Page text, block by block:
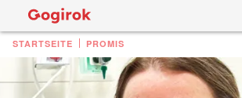
STARTSEITE PROMIS